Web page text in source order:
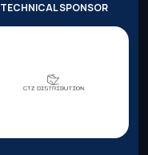
TECHNICAL SPONSOR